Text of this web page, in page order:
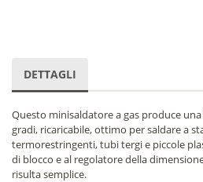
DETTAGLI
Questo minisaldatore a gas produce
gradi, ricaricabile, ottimo per saldare a
termorestringenti, tubi tergi e piccole
di blocco e al regolatore della
risulta semplice.